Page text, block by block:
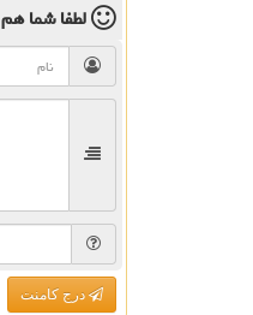
لطفا شما هم
درج کامنت